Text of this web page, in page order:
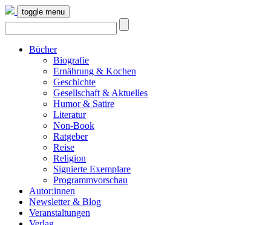
toggle menu
Bücher
Biografie
Ernährung & Kochen
Geschichte
Gesellschaft & Aktuelles
Humor & Satire
Literatur
Non-Book
Ratgeber
Reise
Religion
Signierte Exemplare
Programmvorschau
Autor:innen
Newsletter & Blog
Veranstaltungen